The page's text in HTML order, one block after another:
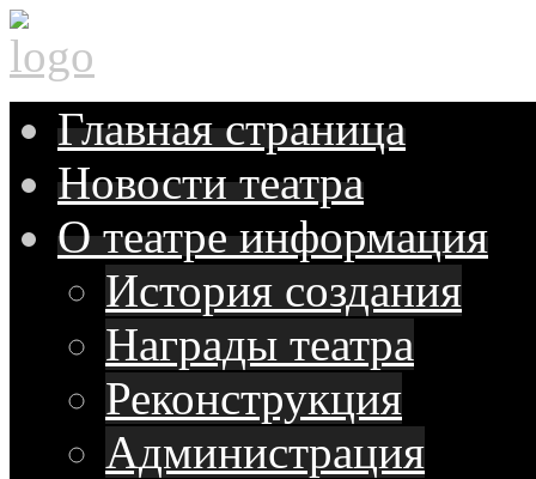
Главнаястраница
Новоститеатра
О театреинформация
История создания
Награды театра
Реконструкция
Администрация